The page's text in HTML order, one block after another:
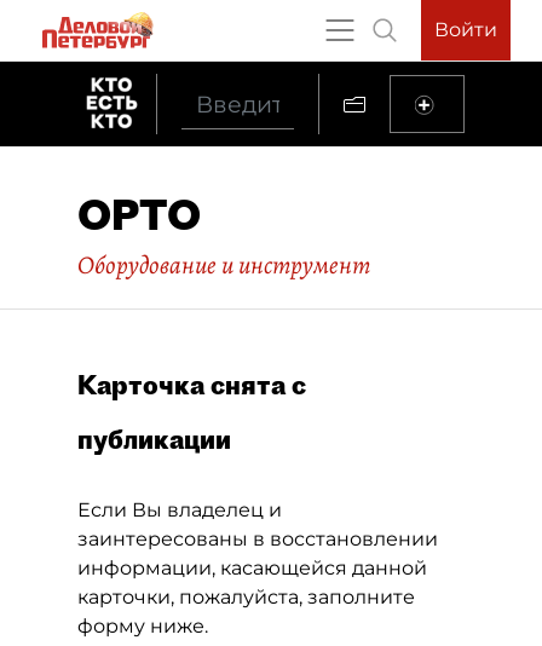
Войти
ОРТО
Оборудование и инструмент
Карточка снята с
публикации
Если Вы владелец и
заинтересованы в восстановлении
информации, касающейся данной
карточки, пожалуйста, заполните
форму ниже.